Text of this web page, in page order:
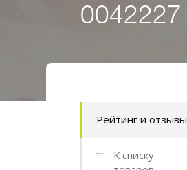
0042227
Рейтинг и отзывы
К списку